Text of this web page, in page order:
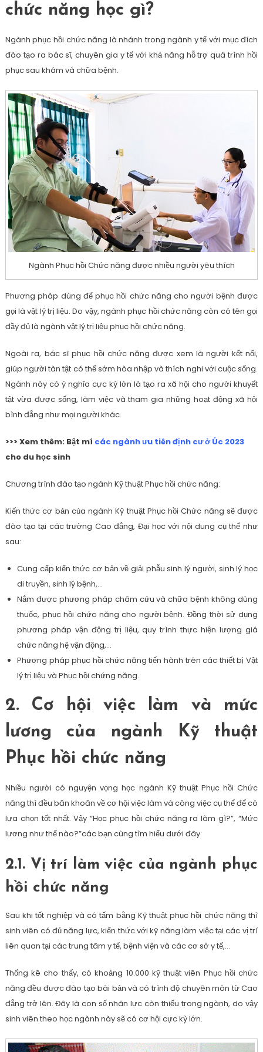
chức năng học gì?
Ngành phục hồi chức năng là nhánh trong ngành y tế với mục đích
đào tạo ra bác sĩ, chuyên gia y tế với khả năng hỗ trợ quá trình hồi
phục sau khám và chữa bệnh.
Ngành Phục hồi Chức năng được nhiều người yêu thích
Phương pháp dùng để phục hồi chức năng cho người bệnh được
gọi là vật lý trị liệu. Do vậy, ngành phục hồi chức năng còn có tên gọi
đầy đủ là ngành vật lý trị liệu phục hồi chức năng.
Ngoài ra, bác sĩ phục hồi chức năng được xem là người kết nối,
giúp người tàn tật có thể sớm hòa nhập và thích nghi với cuộc sống.
Ngành này có ý nghĩa cực kỳ lớn là tạo ra xã hội cho người khuyết
tật vừa được sống, làm việc và tham gia những hoạt động xã hội
bình đẳng như mọi người khác.
>>> Xem thêm: Bật mí các ngành ưu tiên định cư ở Úc 2023
cho du học sinh
Chương trình đào tạo ngành Kỹ thuật Phục hồi chức năng:
Kiến thức cơ bản của ngành Kỹ thuật Phục hồi Chức năng sẽ được
đào tạo tại các trường Cao đẳng, Đại học với nội dung cụ thể như
sau:
Cung cấp kiến thức cơ bản về giải phẫu sinh lý người, sinh lý học
di truyền, sinh lý bệnh,…
Nắm được phương pháp châm cứu và chữa bệnh không dùng
thuốc, phục hồi chức năng cho người bệnh. Đồng thời sử dụng
phương pháp vận động trị liệu, quy trình thực hiện lượng giá
chức năng hệ vận động,…
Phương pháp phục hồi chức năng tiến hành trên các thiết bị Vật
lý trị liệu và Phục hồi chứng năng.
2. Cơ hội việc làm và mức
lương của ngành Kỹ thuật
Phục hồi chức năng
Nhiều người có nguyện vọng học ngành Kỹ thuật Phục hồi Chức
năng thì đều băn khoăn về cơ hội việc làm và công việc cụ thể để có
lựa chọn tốt nhất. Vậy “Học phục hồi chức năng ra làm gì?”, “Mức
lương như thế nào?”các bạn cùng tìm hiểu dưới đây:
2.1. Vị trí làm việc của ngành phục
hồi chức năng
Sau khi tốt nghiệp và có tấm bằng Kỹ thuật phục hồi chức năng thì
sinh viên có đủ năng lực, kiến thức với kỹ năng làm việc tại các vị trí
liên quan tại các trung tâm y tế, bệnh viện và các cơ sở y tế,…
Thống kê cho thấy, có khoảng 10.000 kỹ thuật viên Phục hồi chức
năng đều được đào tạo bài bản và có trình độ chuyên môn từ Cao
đẳng trở lên. Đây là con số nhân lực còn thiếu trong ngành, do vậy
sinh viên theo học ngành này sẽ có cơ hội cực kỳ lớn.